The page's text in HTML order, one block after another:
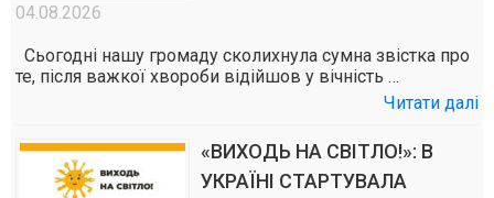
04.08.2026
Сьогодні нашу громаду сколихнула сумна звістка про
те, після важкої хвороби відійшов у вічність …
Читати далі
«ВИХОДЬ НА СВІТЛО!»: В
УКРАЇНІ СТАРТУВАЛА